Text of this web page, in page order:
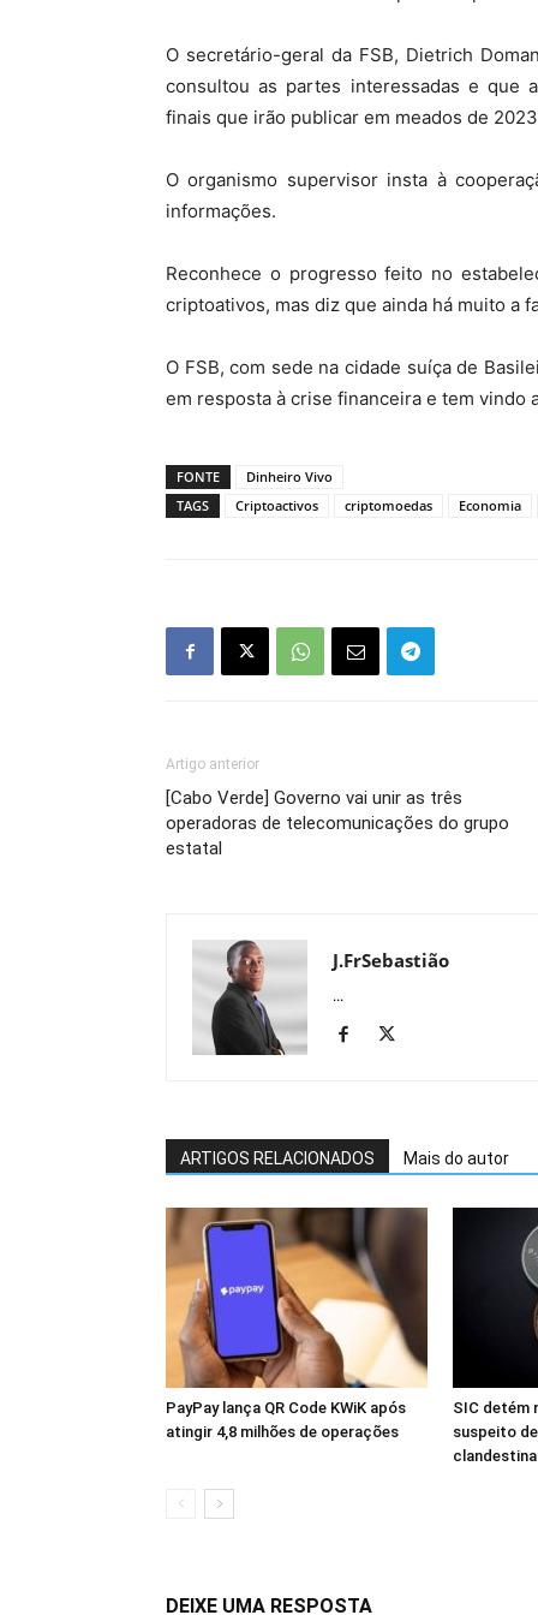
O secretário-geral da FSB, Dietrich
consultou as partes interessadas e que
finais que irão publicar em meados de
O organismo supervisor insta à
informações.
Reconhece o progresso feito no
criptoativos, mas diz que ainda há muito a
O FSB, com sede na cidade suíça de
em resposta à crise financeira e tem vindo
FONTE
Dinheiro Vivo
TAGS
Criptoactivos criptomoedas Economia
Artigo anterior
[Cabo Verde] Governo vai unir as três
operadoras de telecomunicações do grupo
estatal
J.FrSebastião
...
ARTIGOS RELACIONADOS Mais do autor
PayPay lança QR Code KWiK após
atingir 4,8 milhões de operações
SIC detém
suspeito
DEIXE UMA RESPOSTA